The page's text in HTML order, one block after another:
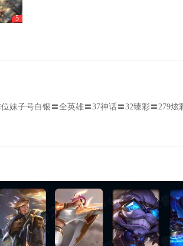
5
妹子号白银〓全英雄〓37神话〓32臻彩〓279